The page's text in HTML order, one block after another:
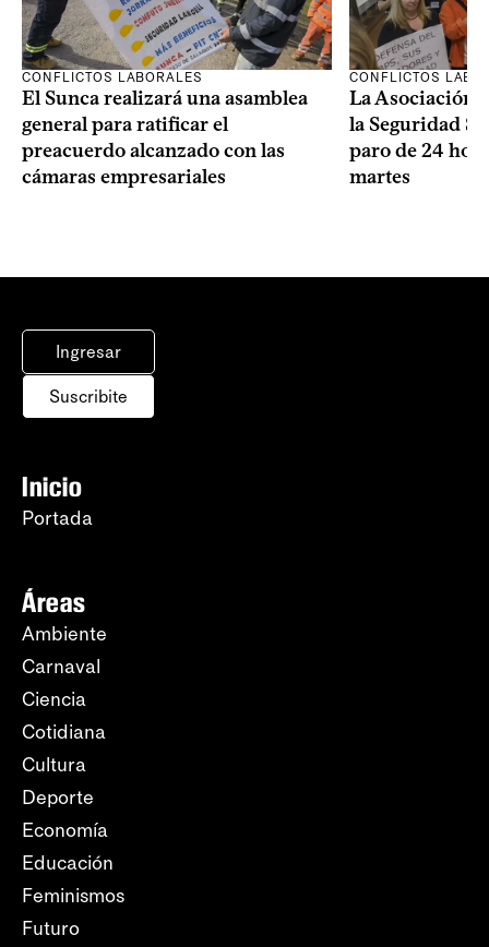
CONFLICTOS LABORALES
El Sunca realizará una asamblea
general para ratificar el
preacuerdo alcanzado con las
cámaras empresariales
CONFLICTOS
La Asociación
la Seguridad
paro de 24
martes
Ingresar
Suscribite
Inicio
Portada
Áreas
Ambiente
Carnaval
Ciencia
Cotidiana
Cultura
Deporte
Economía
Educación
Feminismos
Futuro